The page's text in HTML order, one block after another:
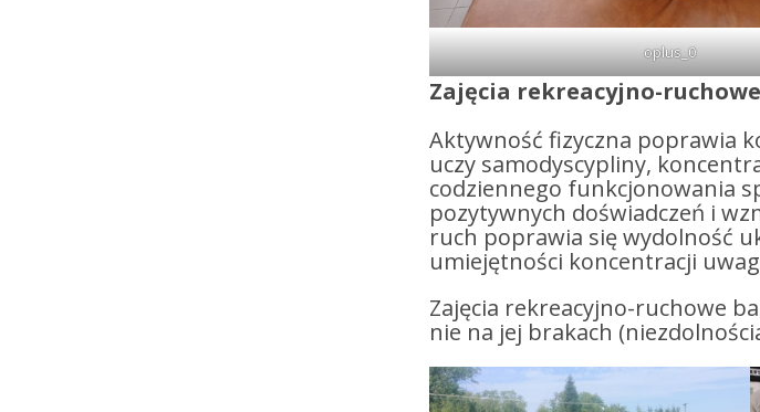
oplus_0
Zajęcia rekreacyjno-
Aktywność fizyczna poprawia
uczy samodyscypliny,
codziennego funkcjonowania
pozytywnych doświadczeń i
ruch poprawia się wydolność
umiejętności koncentracji
Zajęcia rekreacyjno-ruchowe
nie na jej brakach